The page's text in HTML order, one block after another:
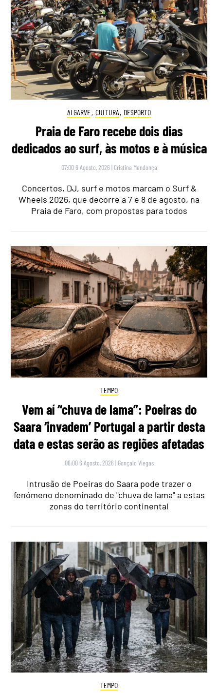
ALGARVE, CULTURA, DESPORTO
Praia de Faro recebe dois dias
dedicados ao surf, às motos e à música
07:00 6 Agosto, 2026 | Cristina Mendonça
Concertos, DJ, surf e motos marcam o Surf &
Wheels 2026, que decorre a 7 e 8 de agosto, na
Praia de Faro, com propostas para todos
TEMPO
Vem aí “chuva de lama”: Poeiras do
Saara ‘invadem’ Portugal a partir desta
data e estas serão as regiões afetadas
06:00 6 Agosto, 2026 | Gonçalo Viegas
Intrusão de Poeiras do Saara pode trazer o
fenómeno denominado de "chuva de lama" a estas
zonas do território continental
TEMPO